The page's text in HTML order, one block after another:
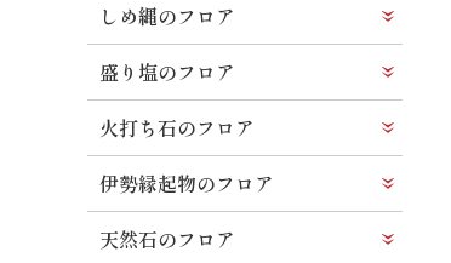
しめ縄のフロア
盛り塩のフロア
火打ち石のフロア
伊勢縁起物のフロア
天然石のフロア